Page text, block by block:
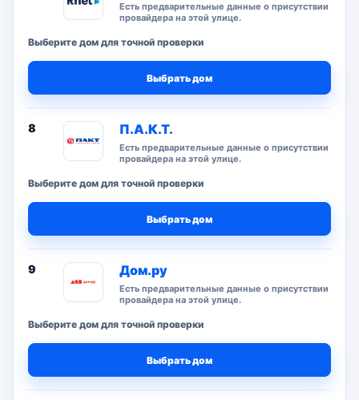
Есть предварительные данные о присутствии
провайдера на этой улице.
Выберите дом для точной проверки
Выбрать дом
8 П.А.К.Т.
Есть предварительные данные о присутствии
провайдера на этой улице.
Выберите дом для точной проверки
Выбрать дом
9 Дом.ру
Есть предварительные данные о присутствии
провайдера на этой улице.
Выберите дом для точной проверки
Выбрать дом